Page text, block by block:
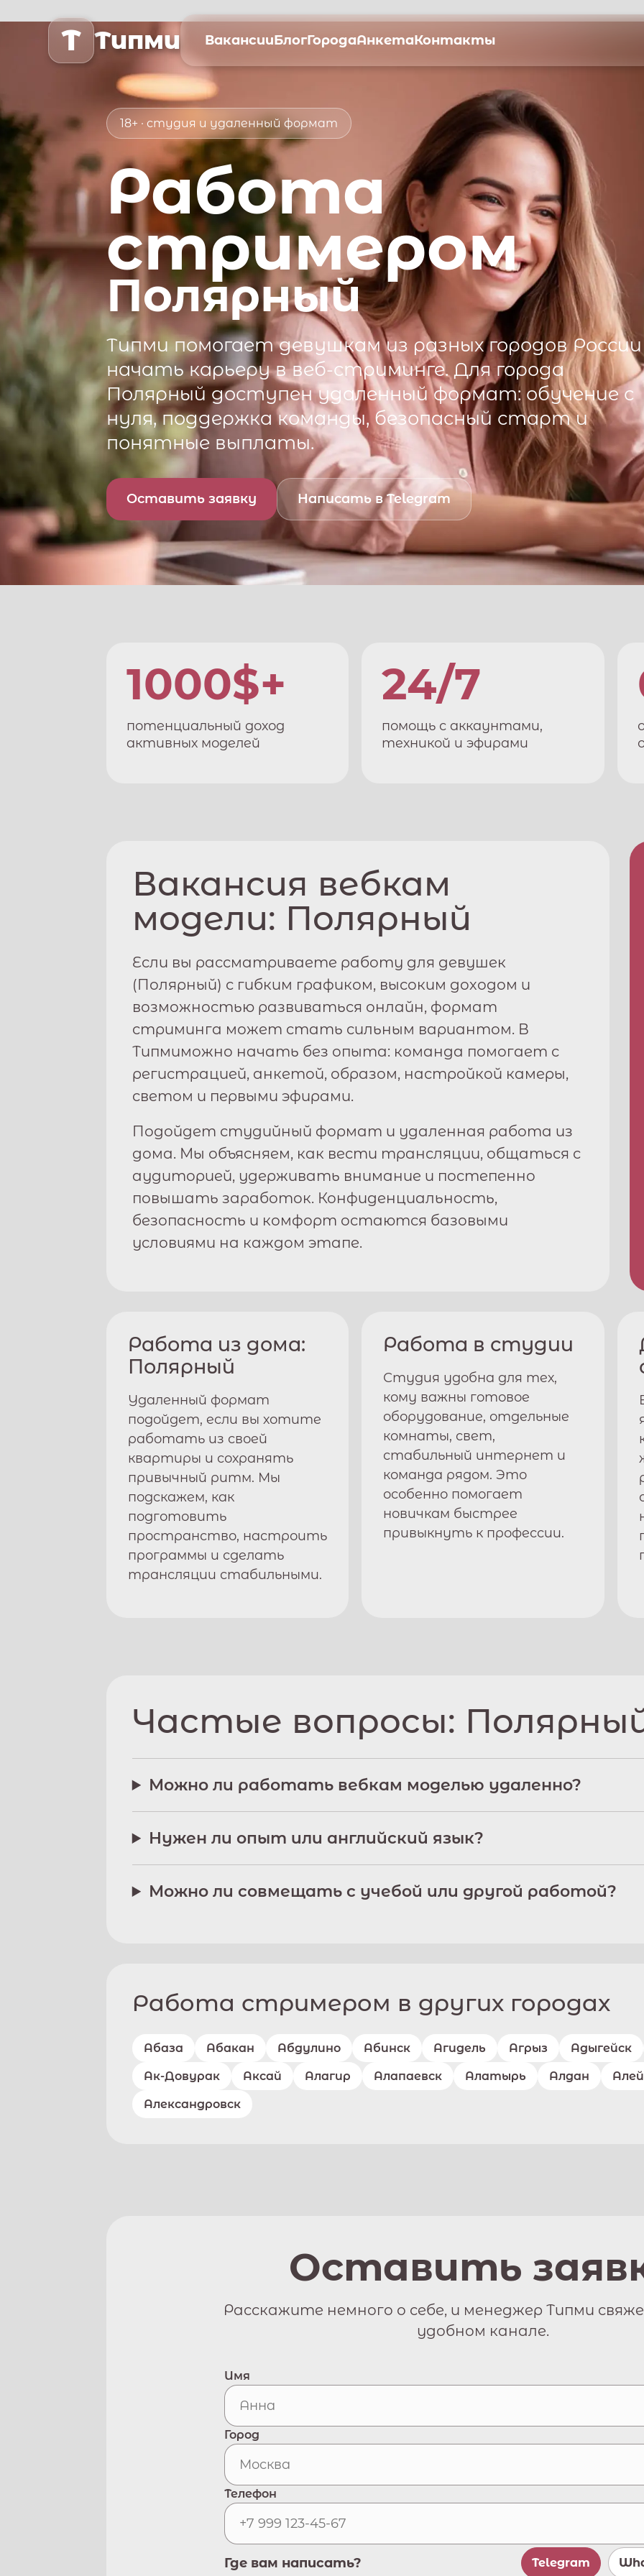
T Типми ВакансииБлогГородаАнкетаКонтакты
18+ · студия и удаленный формат
Работа
стримером
Полярный
Типмипомогает девушкам из разных городов России
начать карьеру в веб-стриминге. Для города
Полярный доступен удаленный формат: обучение с
нуля, поддержка команды, безопасный старт и
понятные выплаты.
Оставить заявку Написать в Telegram
1000$+
потенциальный доход
активных моделей
24/7
помощь с аккаунтами,
техникой и эфирами
Вакансия вебкам
модели: Полярный
Если вы рассматриваете работу для девушек
(Полярный) с гибким графиком, высоким доходом и
возможностью развиваться онлайн, формат
стриминга может стать сильным вариантом. В
Типмиможно начать без опыта: команда помогает с
регистрацией, анкетой, образом, настройкой камеры,
светом и первыми эфирами.
Подойдет студийный формат и удаленная работа из
дома. Мы объясняем, как вести трансляции, общаться с
аудиторией, удерживать внимание и постепенно
повышать заработок. Конфиденциальность,
безопасность и комфорт остаются базовыми
условиями на каждом этапе.
Работа из дома:
Полярный
Удаленный формат
подойдет, если вы хотите
работать из своей
квартиры и сохранять
привычный ритм. Мы
подскажем, как
подготовить
пространство, настроить
программы и сделать
трансляции стабильными.
Работа в студии
Студия удобна для тех,
кому важны готовое
оборудование, отдельные
комнаты, свет,
стабильный интернет и
команда рядом. Это
особенно помогает
новичкам быстрее
привыкнуть к профессии.
Частые вопросы:
Можно ли работать вебкам моделью удаленно?
Нужен ли опыт или английский язык?
Можно ли совмещать с учебой или другой работой?
Работа стримером в других городах
Абаза Абакан Абдулино Абинск Агидель Агрыз Адыгейск
Ак-Довурак Аксай Алагир Алапаевск Алатырь Алдан
Александровск
Оставить
Расскажите немного о себе, и менеджер Типми
удобном канале.
Имя
Город
Телефон
Где вам написать? Telegram